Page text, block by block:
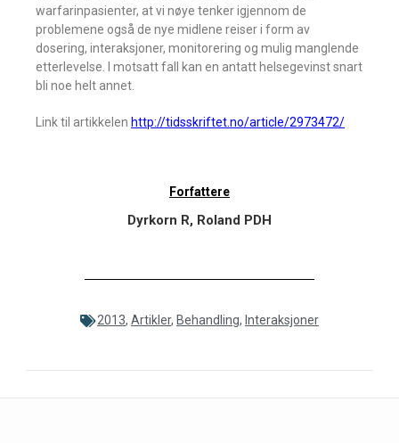
warfarinpasienter, at vi nøye tenker igjennom de
problemene også de nye midlene reiser i form av
dosering, interaksjoner, monitorering og mulig manglende
etterlevelse. I motsatt fall kan en antatt helsegevinst snart
bli noe helt annet.
Link til artikkelen http://tidsskriftet.no/article/2973472/
Forfattere
Dyrkorn R, Roland PDH
2013, Artikler, Behandling, Interaksjoner